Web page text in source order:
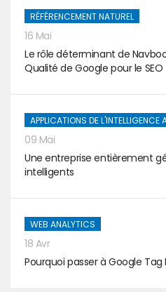
RÉFÉRENCEMENT NATUREL
16 Mai
Le rôle déterminant de
Qualité de Google pour le SEO
APPLICATIONS DE L'INTELLIGENCE
09 Mai
Une entreprise entièrement
intelligents
WEB ANALYTICS
18 Avr
Pourquoi passer à Google